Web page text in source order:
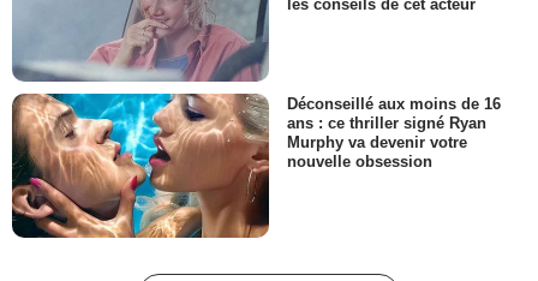
les conseils de cet acteur
Déconseillé aux moins de 16
ans : ce thriller signé Ryan
Murphy va devenir votre
nouvelle obsession